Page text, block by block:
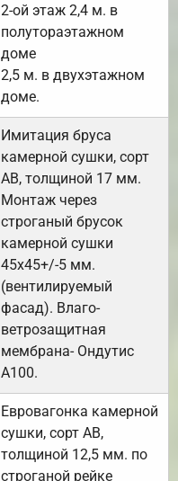
2-ой этаж 2,4 м. в
полутораэтажном
доме
2,5 м. в двухэтажном
доме.
Имитация бруса
камерной сушки, сорт
АВ, толщиной 17 мм.
Монтаж через
строганый брусок
камерной сушки
45х45+/-5 мм.
(вентилируемый
фасад). Влаго-
ветрозащитная
мембрана- Ондутис
А100.
Евровагонка камерной
сушки, сорт АВ,
толщиной 12,5 мм. по
строганой рейке